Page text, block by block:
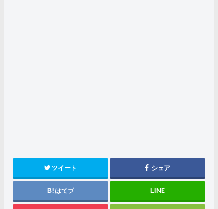
ツイート シェア
はてブ